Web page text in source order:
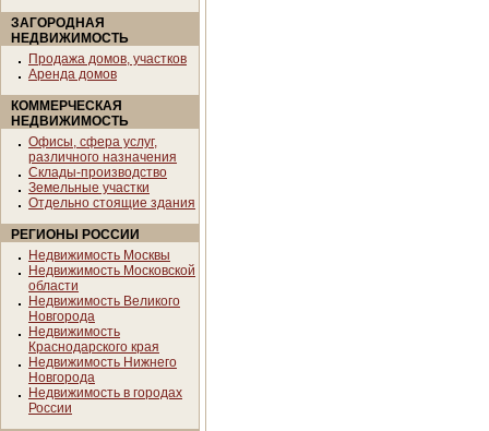
ЗАГОРОДНАЯ
НЕДВИЖИМОСТЬ
Продажа домов, участков
Аренда домов
КОММЕРЧЕСКАЯ
НЕДВИЖИМОСТЬ
Офисы, сфера услуг,
различного назначения
Склады-производство
Земельные участки
Отдельно стоящие здания
РЕГИОНЫ РОССИИ
Недвижимость Москвы
Недвижимость Московской
области
Недвижимость Великого
Новгорода
Недвижимость
Краснодарского края
Недвижимость Нижнего
Новгорода
Недвижимость в городах
России